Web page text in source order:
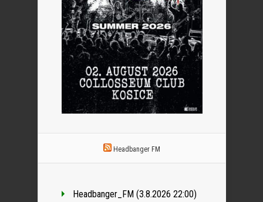
Headbanger FM
Headbanger_FM (3.8.2026 22:00)